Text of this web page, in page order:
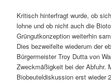
Kritisch hinterfragt wurde, ob
lohne und ob nicht auch die
Grüngutkonzeption weiterhin
Dies bezweifelte wiederum der
Bürgermeister Troy Dutta von
Zweckmäßigkeit bei der Abfuhr.
Biobeuteldiskussion erst wieder